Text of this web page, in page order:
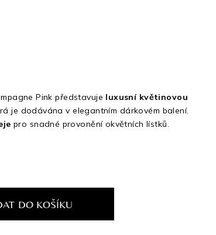
Pink představuje luxusní květinovou
je dodávána v elegantním dárkovém balení.
pro snadné provonění okvětních lístků.
DO KOŠÍKU